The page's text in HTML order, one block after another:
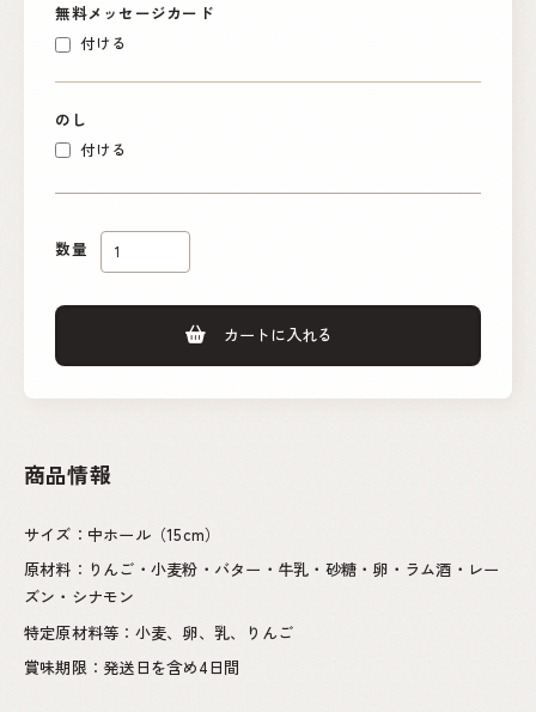
無料メッセージカード
付ける
のし
付ける
数量
カートに入れる
商品情報
サイズ：中ホール（15cm）
原材料：りんご・小麦粉・バター・牛乳・砂糖・卵・ラム酒・レー
ズン・シナモン
特定原材料等：小麦、卵、乳、りんご
賞味期限：発送日を含め4日間